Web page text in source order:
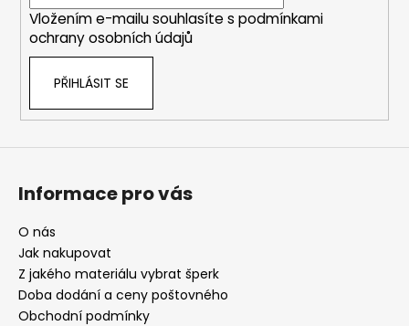
Vložením e-mailu souhlasíte s podmínkami
ochrany osobních údajů
PŘIHLÁSIT SE
Informace pro vás
O nás
Jak nakupovat
Z jakého materiálu vybrat šperk
Doba dodání a ceny poštovného
Obchodní podmínky